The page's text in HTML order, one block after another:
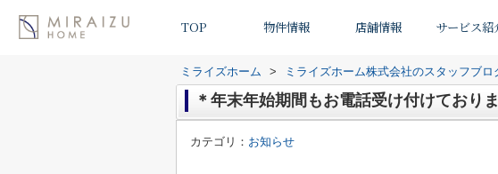
TOP 物件情報 店舗情報 サービス紹
ミライズホーム > ミライズホーム株式会社のスタッフブロ
＊年末年始期間もお電話受け付けており
カテゴリ： お知らせ